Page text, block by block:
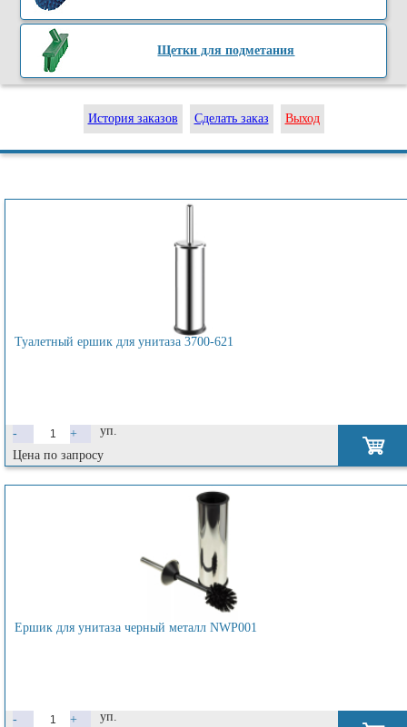
Щетки для подметания
История заказов Сделать заказ Выход
Туалетный ершик для унитаза 3700-621
- +
уп.
Цена по запросу
Ершик для унитаза черный металл NWP001
- +
уп.